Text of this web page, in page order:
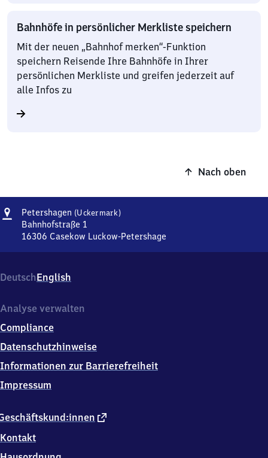
Bahnhöfe in persönlicher Merkliste speichern
Mit der neuen „Bahnhof merken“-Funktion
speichern Reisende Ihre Bahnhöfe in Ihrer
persönlichen Merkliste und greifen jederzeit auf
alle Infos zu
Nach oben
Adresse
Petershagen (Uckermark)Petershagen
Bahnhofstraße 1
16306 Casekow Luckow-Petershage
Bahnhofstraße
1,
6
0
6
Luckow-
Petershage
DeutschEnglish
externer
Kontakt
Analyse verwalten
Compliance
Datenschutzhinweise
Informationen zur Barrierefreiheit
Impressum